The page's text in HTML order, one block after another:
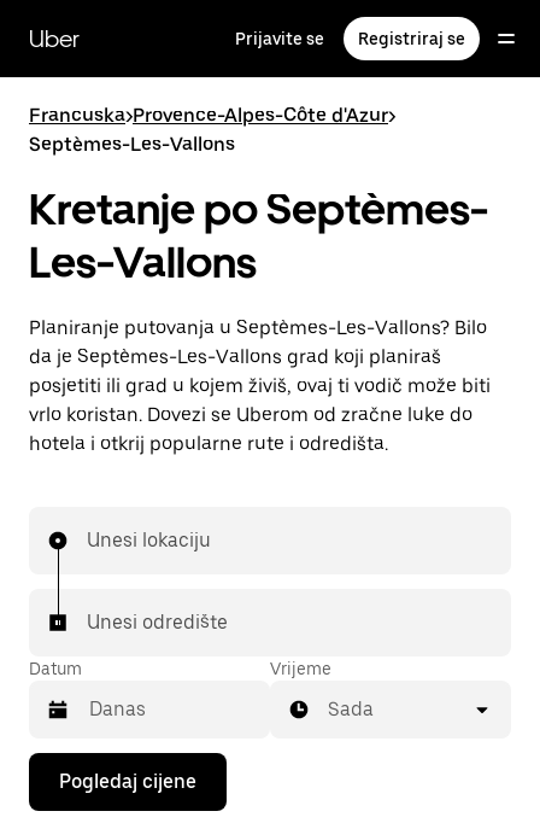
glavni
sadržaj
Uber Prijavite se Registriraj se
Francuska>Provence-Alpes-Côte d'Azur>
Septèmes-Les-Vallons
Kretanje po Septèmes-
Les-Vallons
Planiranje putovanja u Septèmes-Les-Vallons? Bilo
da je Septèmes-Les-Vallons grad koji planiraš
posjetiti ili grad u kojem živiš, ovaj ti vodič može biti
vrlo koristan. Dovezi se Uberom od zračne luke do
hotela i otkrij popularne rute i odredišta.
Unesi lokaciju
Unesi odredište
Datum
Pritisni
tipku
sa
Vrijeme
Sada
Pogledaj cijene